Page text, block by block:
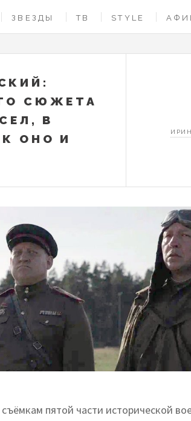
ЗВЕЗДЫ ТВ STYLE
СЮЖЕТА
В
ОНО И
пятой части исторической